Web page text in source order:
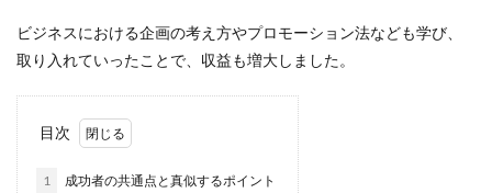
ビジネスにおける企画の考え方やプロモーション法なども学び、
取り入れていったことで、収益も増大しました。
目次
1 成功者の共通点と真似するポイント